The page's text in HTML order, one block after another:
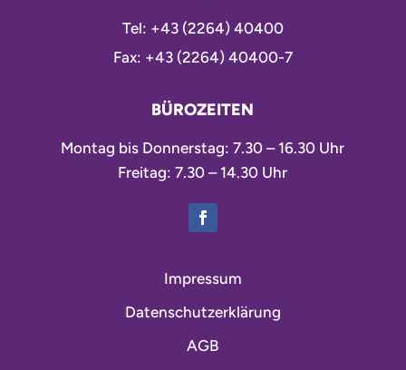
Tel: +43 (2264) 40400
Fax: +43 (2264) 40400-7
BÜROZEITEN
Montag bis Donnerstag: 7.30 – 16.30 Uhr
Freitag: 7.30 – 14.30 Uhr
Impressum
Datenschutzerklärung
AGB